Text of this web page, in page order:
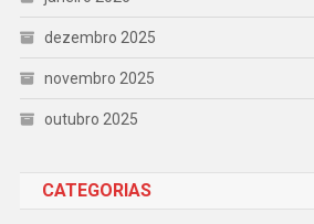
dezembro 2025
novembro 2025
outubro 2025
CATEGORIAS